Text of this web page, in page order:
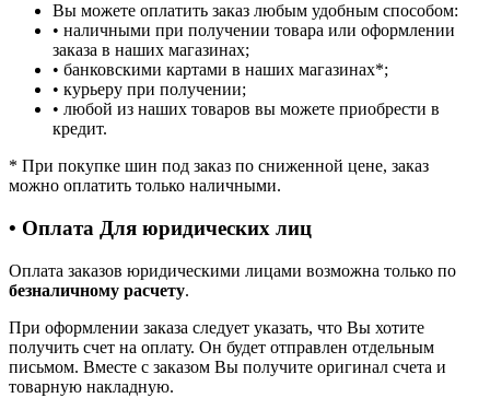
Вы можете оплатить заказ любым удобным способом:
• наличными при получении товара или оформлении
заказа в наших магазинах;
• банковскими картами в наших магазинах*;
• курьеру при получении;
• любой из наших товаров вы можете приобрести в
кредит.
* При покупке шин под заказ по сниженной цене, заказ
можно оплатить только наличными.
• Оплата Для юридических лиц
Оплата заказов юридическими лицами возможна только по
безналичному расчету.
При оформлении заказа следует указать, что Вы хотите
получить счет на оплату. Он будет отправлен отдельным
письмом. Вместе с заказом Вы получите оригинал счета и
товарную накладную.